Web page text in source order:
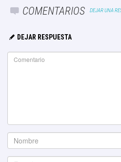
COMENTARIOS DEJAR UNA
DEJAR RESPUESTA